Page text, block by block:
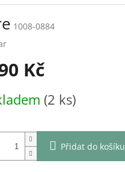
1008-0884
Kč
(2 ks)
Přidat do košíku